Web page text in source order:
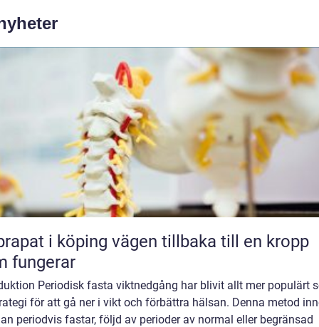
köping vägen tillbaka till en kropp
fungerar
Periodisk fasta viktnedgång har blivit allt mer populärt
för att gå ner i vikt och förbättra hälsan. Denna metod
periodvis fastar, följd av perioder av normal eller begränsad